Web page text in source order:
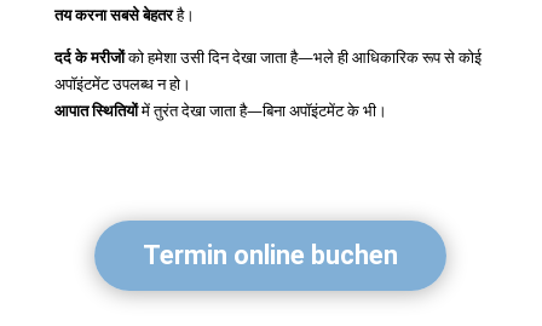
तय करनासबसे बेहतरहै।
दर्द के मरीजोंको हमेशा उसी दिन देखा जाता है—भले ही आधिकारिक रूप से कोई
अपॉइंटमेंट उपलब्ध न हो।
आपात स्थितियोंमें तुरंत देखा जाता है—बिना अपॉइंटमेंट के भी।
Termin online buchen